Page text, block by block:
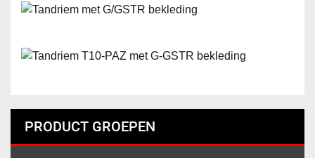
PRODUCT GROEPEN